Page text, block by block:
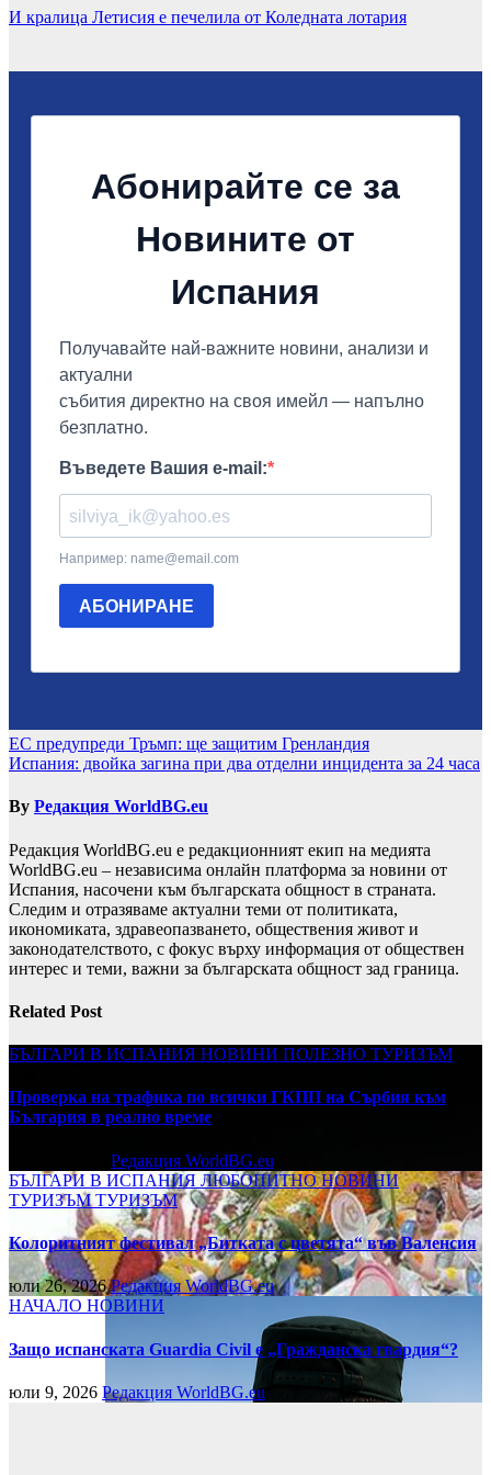
И кралица Летисия е печелила от Коледната лотария
Навигация
ЕС предупреди Тръмп: ще защитим Гренландия
Испания: двойка загина при два отделни инцидента за 24 часа
By Редакция WorldBG.eu
Редакция WorldBG.eu е редакционният екип на медията
WorldBG.eu – независима онлайн платформа за новини от
Испания, насочени към българската общност в страната.
Следим и отразяваме актуални теми от политиката,
икономиката, здравеопазването, обществения живот и
законодателството, с фокус върху информация от обществен
интерес и теми, важни за българската общност зад граница.
Related Post
БЪЛГАРИ В ИСПАНИЯ НОВИНИ ПОЛЕЗНО ТУРИЗЪМ
Проверка на трафика по всички ГКПП на Сърбия към
България в реално време
Редакция WorldBG.eu
БЪЛГАРИ В ИСПАНИЯ ЛЮБОПИТНОНОВИНИ
ТУРИЗЪМТУРИЗЪМ
Колоритният фестивал „Битката с цветята“ във Валенсия
юли 26, 2026Редакция WorldBG.eu
НАЧАЛО НОВИНИ
Защо испанската Guardia Civil е „Гражданска гвардия“?
юли 9, 2026 Редакция WorldBG.eu